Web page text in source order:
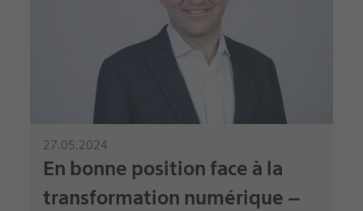
27.05.2024
En bonne position face à la
transformation numérique –